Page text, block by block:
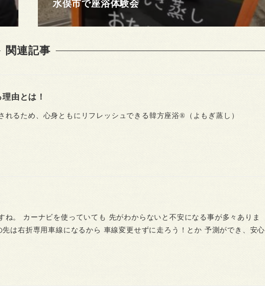
水俣市で座浴体験会
関連記事
由とは！
れるため、心身ともにリフレッシュできる韓方座浴®（よもぎ蒸し）
ね。 カーナビを使っていても 先がわからないと不安になる事が多々ありま
は右折専用車線になるから 車線変更せずに走ろう！とか 予測ができ、安心